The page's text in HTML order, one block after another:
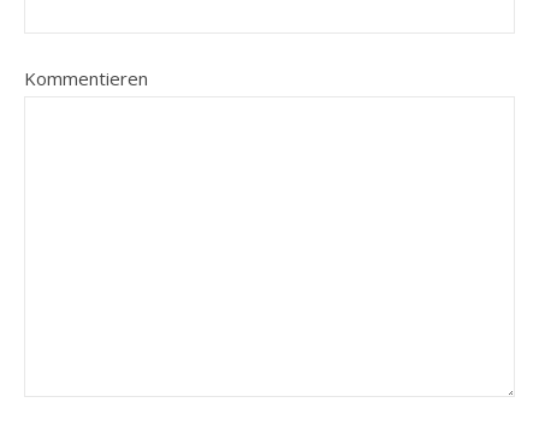
Kommentieren